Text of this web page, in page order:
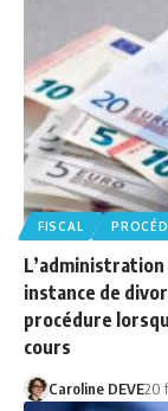
FISCAL
instance de
procédure
cours
Caroline DEVE20